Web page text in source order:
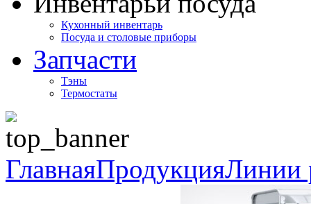
Кухонный инвентарь
Посуда и столовые приборы
Запчасти
Тэны
Термостаты
ГлавнаяПродукцияЛинии